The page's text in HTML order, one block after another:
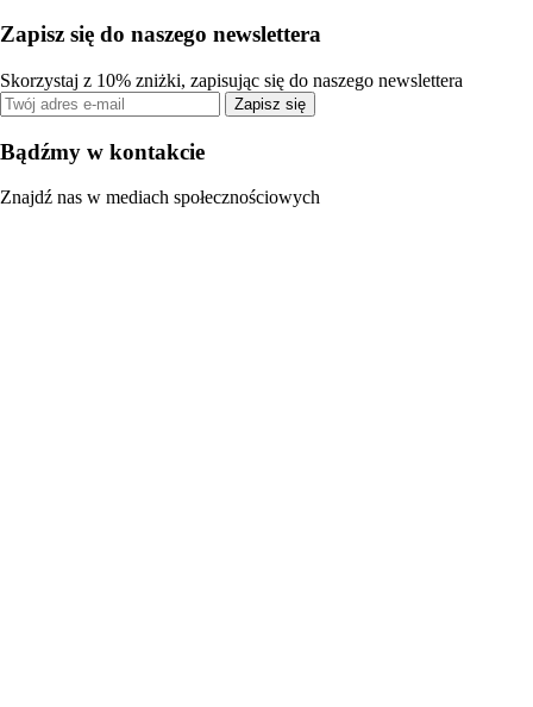
Zapisz się do naszego newslettera
Skorzystaj z 10% zniżki, zapisując się do naszego newslettera
Zapisz się
Bądźmy w kontakcie
Znajdź nas w mediach społecznościowych